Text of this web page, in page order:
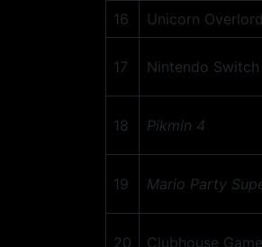
16 Unicorn Overlord
17 Nintendo
18 Pikmin 4
19 Mario Party
20 Clubhouse